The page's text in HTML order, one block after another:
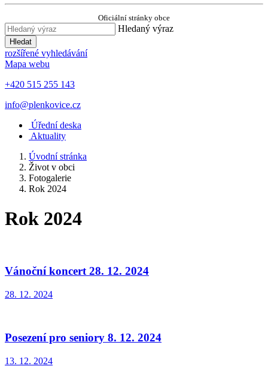
Oficiální stránky obce
Hledaný výraz
Hledat
rozšířené vyhledávání
Mapa webu
+420 515 255 143
info@plenkovice.cz
Úřední deska
Aktuality
Úvodní stránka
Život v obci
Fotogalerie
Rok 2024
Rok 2024
Vánoční koncert 28. 12. 2024
28. 12. 2024
Posezení pro seniory 8. 12. 2024
13. 12. 2024